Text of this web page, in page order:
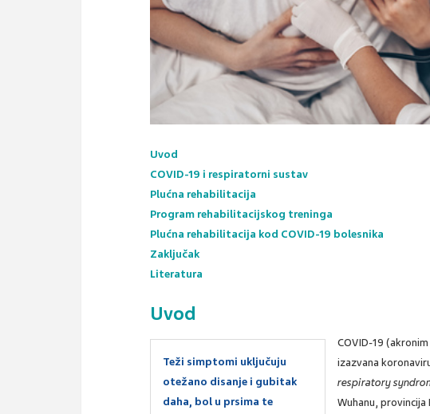
Uvod
COVID-19 i respiratorni sustav
Plućna rehabilitacija
Program rehabilitacijskog treninga
Plućna rehabilitacija kod COVID-19 bolesnika
Zaključak
Literatura
Uvod
Teži simptomi uključuju
otežano disanje i gubitak
daha, bol u prsima te
COVID-19
izazvana
respiratory
Wuhanu, provincija